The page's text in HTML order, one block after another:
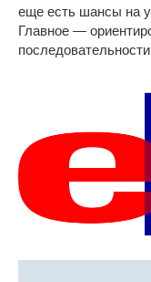
еще есть шансы на
Главное —